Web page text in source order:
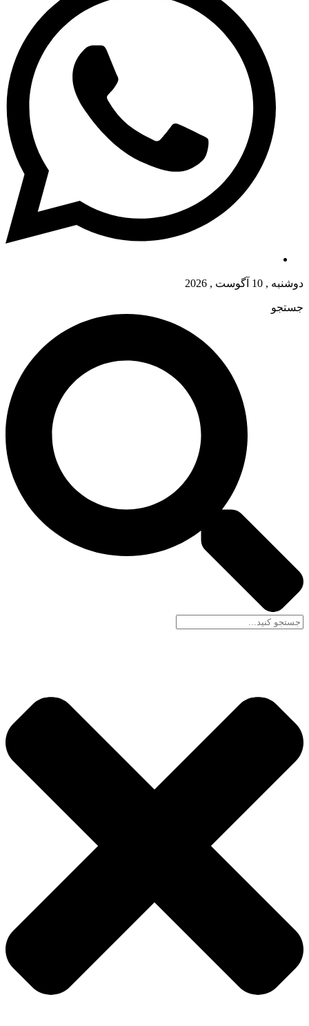
دوشنبه , 10 آگوست , 2026
جستجو